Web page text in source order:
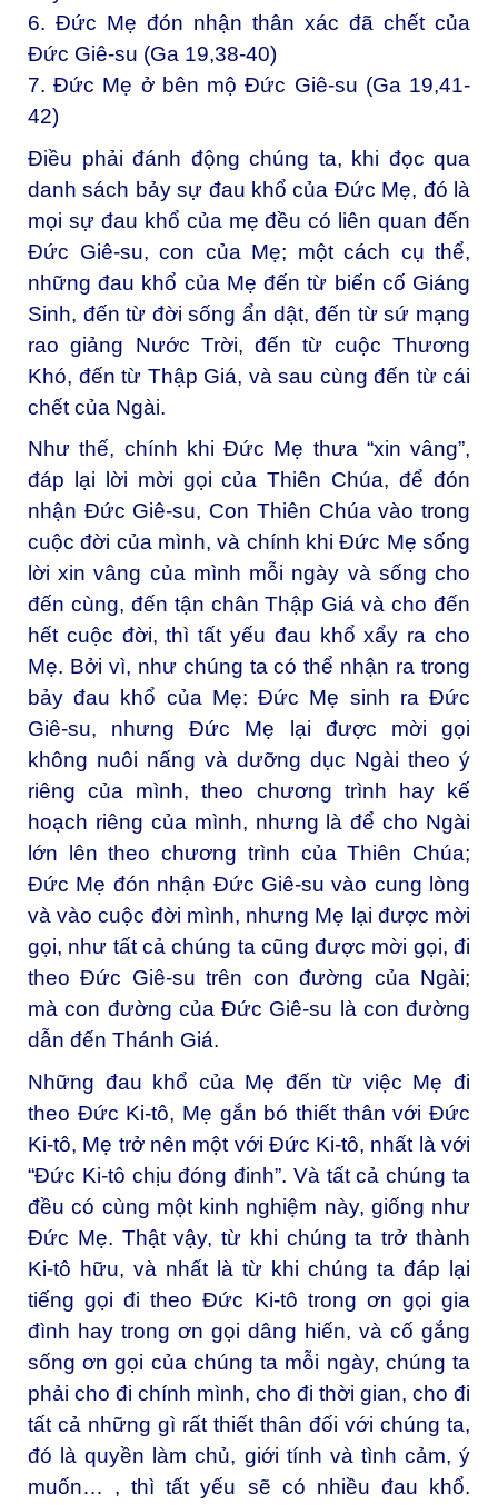
6. Đức Mẹ đón nhận thân xác đã chết của
Đức Giê-su (Ga 19,38-40)
7. Đức Mẹ ở bên mộ Đức Giê-su (Ga 19,41-
42)
Điều phải đánh động chúng ta, khi đọc qua
danh sách bảy sự đau khổ của Đức Mẹ, đó là
mọi sự đau khổ của mẹ đều có liên quan đến
Đức Giê-su, con của Mẹ; một cách cụ thể,
những đau khổ của Mẹ đến từ biến cố Giáng
Sinh, đến từ đời sống ẩn dật, đến từ sứ mạng
rao giảng Nước Trời, đến từ cuộc Thương
Khó, đến từ Thập Giá, và sau cùng đến từ cái
chết của Ngài.
Như thế, chính khi Đức Mẹ thưa “xin vâng”,
đáp lại lời mời gọi của Thiên Chúa, để đón
nhận Đức Giê-su, Con Thiên Chúa vào trong
cuộc đời của mình, và chính khi Đức Mẹ sống
lời xin vâng của mình mỗi ngày và sống cho
đến cùng, đến tận chân Thập Giá và cho đến
hết cuộc đời, thì tất yếu đau khổ xẩy ra cho
Mẹ. Bởi vì, như chúng ta có thể nhận ra trong
bảy đau khổ của Mẹ: Đức Mẹ sinh ra Đức
Giê-su, nhưng Đức Mẹ lại được mời gọi
không nuôi nấng và dưỡng dục Ngài theo ý
riêng của mình, theo chương trình hay kế
hoạch riêng của mình, nhưng là để cho Ngài
lớn lên theo chương trình của Thiên Chúa;
Đức Mẹ đón nhận Đức Giê-su vào cung lòng
và vào cuộc đời mình, nhưng Mẹ lại được mời
gọi, như tất cả chúng ta cũng được mời gọi, đi
theo Đức Giê-su trên con đường của Ngài;
mà con đường của Đức Giê-su là con đường
dẫn đến Thánh Giá.
Những đau khổ của Mẹ đến từ việc Mẹ đi
theo Đức Ki-tô, Mẹ gắn bó thiết thân với Đức
Ki-tô, Mẹ trở nên một với Đức Ki-tô, nhất là với
“Đức Ki-tô chịu đóng đinh”. Và tất cả chúng ta
đều có cùng một kinh nghiệm này, giống như
Đức Mẹ. Thật vậy, từ khi chúng ta trở thành
Ki-tô hữu, và nhất là từ khi chúng ta đáp lại
tiếng gọi đi theo Đức Ki-tô trong ơn gọi gia
đình hay trong ơn gọi dâng hiến, và cố gắng
sống ơn gọi của chúng ta mỗi ngày, chúng ta
phải cho đi chính mình, cho đi thời gian, cho đi
tất cả những gì rất thiết thân đối với chúng ta,
đó là quyền làm chủ, giới tính và tình cảm, ý
muốn… , thì tất yếu sẽ có nhiều đau khổ.